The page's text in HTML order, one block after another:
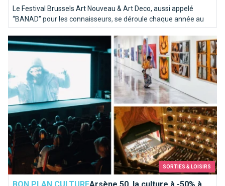
Le Festival Brussels Art Nouveau & Art Deco, aussi appelé
“BANAD” pour les connaisseurs, se déroule chaque année au
mois de mars. L’édition 2022 sera la sixième de ce festival qui
se déroule du 12 au 27 mars cette année !
SORTIES & LOISIRS
Arsène 50, la culture à -50% à Bruxelles